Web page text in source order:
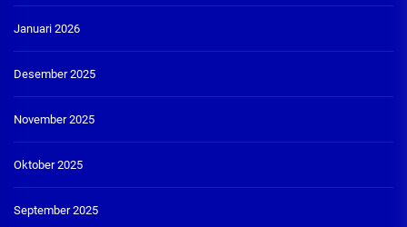
Januari 2026
Desember 2025
November 2025
Oktober 2025
September 2025